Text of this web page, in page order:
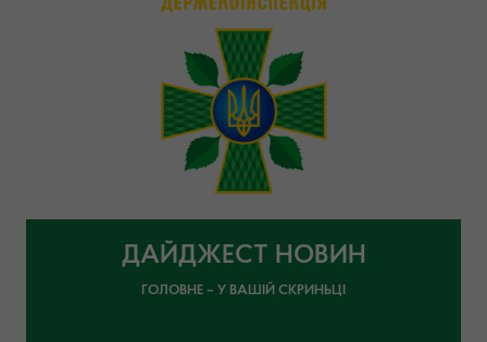
ДАЙДЖЕСТ НОВИН
ГОЛОВНЕ – У ВАШІЙ СКРИНЬЦІ